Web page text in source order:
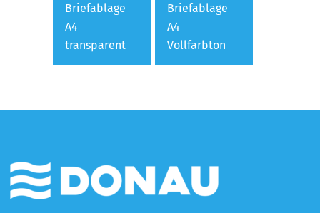
Briefablage
A4
transparent
Briefablage
A4
Vollfarbton